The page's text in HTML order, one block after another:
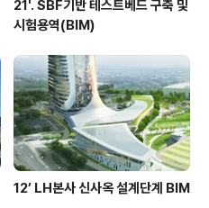
21'. SBF기반 테스트베드 구축 및
시험용역(BIM)
12’ LH본사 신사옥 설계단계 BIM